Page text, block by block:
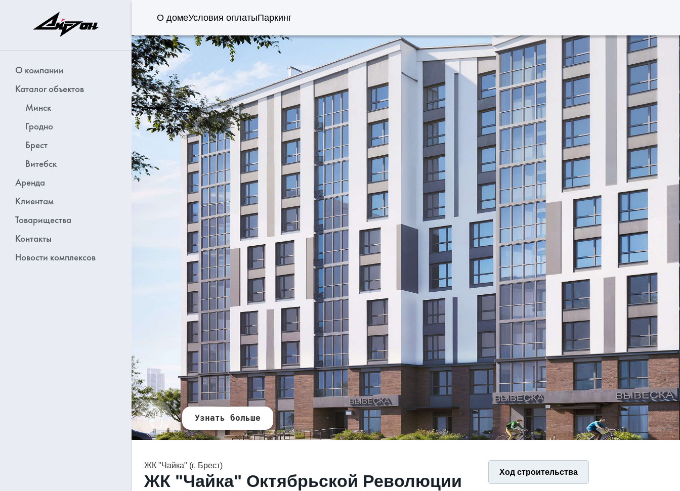
О компании
Каталог объектов
Минск
Гродно
Брест
Витебск
Аренда
Клиентам
Товарищества
Контакты
Новости комплексов
О домеУсловия оплатыПаркинг
-
Узнать больше
ЖК "Чайка" (г. Брест)
ЖК "Чайка" Октябрьской Революции
Ход строительства